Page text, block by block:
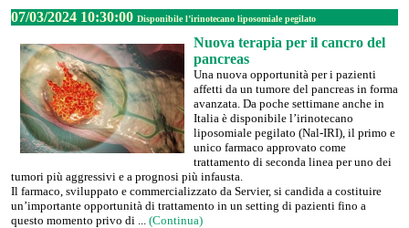
07/03/2024 10:30:00 Disponibile l’irinotecano liposomiale pegilato
Nuova terapia per il cancro del
pancreas
Una nuova opportunità per i pazienti
affetti da un tumore del pancreas in forma
avanzata. Da poche settimane anche in
Italia è disponibile l’irinotecano
liposomiale pegilato (Nal-IRI), il primo e
unico farmaco approvato come
trattamento di seconda linea per uno dei
tumori più aggressivi e a prognosi più infausta.
Il farmaco, sviluppato e commercializzato da Servier, si candida a costituire
un’importante opportunità di trattamento in un setting di pazienti fino a
questo momento privo di ... (Continua)